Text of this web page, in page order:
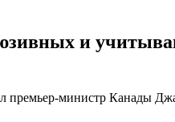
и
министр Канады